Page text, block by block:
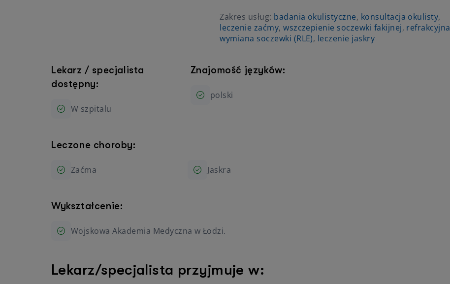
Zakres usług: badania okulistyczne, konsultacja okulisty,
leczenie zaćmy,wszczepienie soczewki fakijnej, refrakcyjna
wymiana soczewki (RLE), leczenie jaskry
Lekarz / specjalista
dostępny:
W szpitalu
Znajomość języków:
polski
Leczone choroby:
Zaćma Jaskra
Wykształcenie:
Wojskowa Akademia Medyczna w Łodzi.
Lekarz/specjalista przyjmuje w: